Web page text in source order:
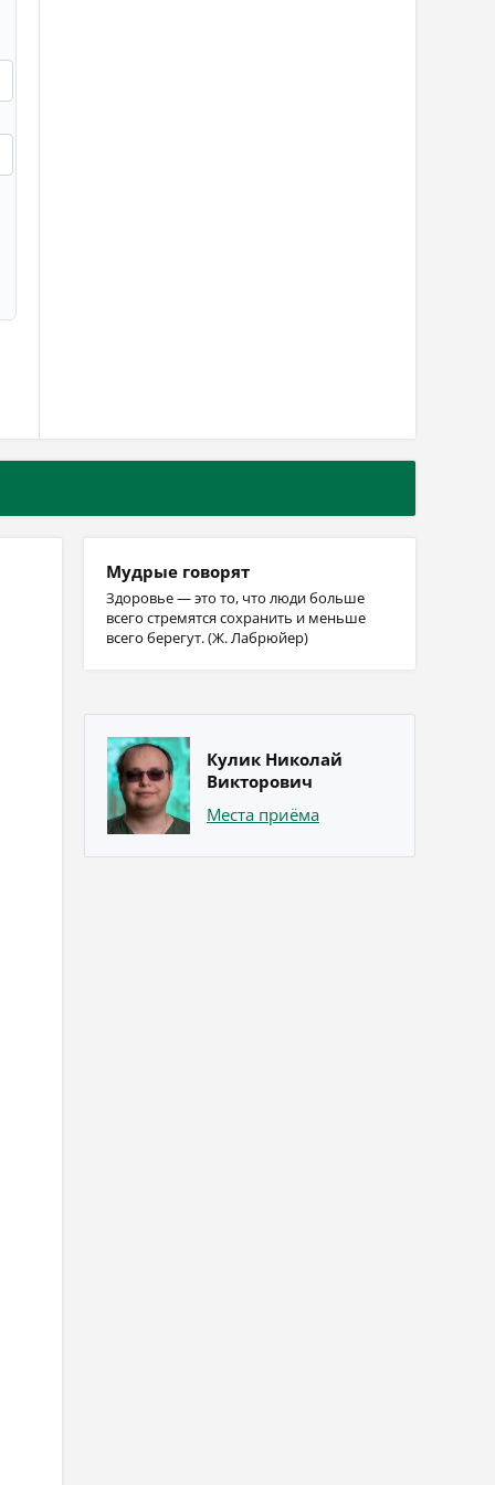
Мудрые говорят
Здоровье — это то, что люди больше
всего стремятся сохранить и меньше
всего берегут. (Ж. Лабрюйер)
Кулик Николай
Викторович
Места приёма